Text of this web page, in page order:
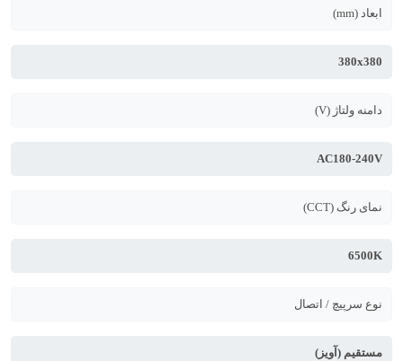
ابعاد (mm)
380x380
دامنه ولتاژ (V)
AC180-240V
نمای رنگ (CCT)
6500K
نوع سرپیچ / اتصال
مستقیم (آویز)